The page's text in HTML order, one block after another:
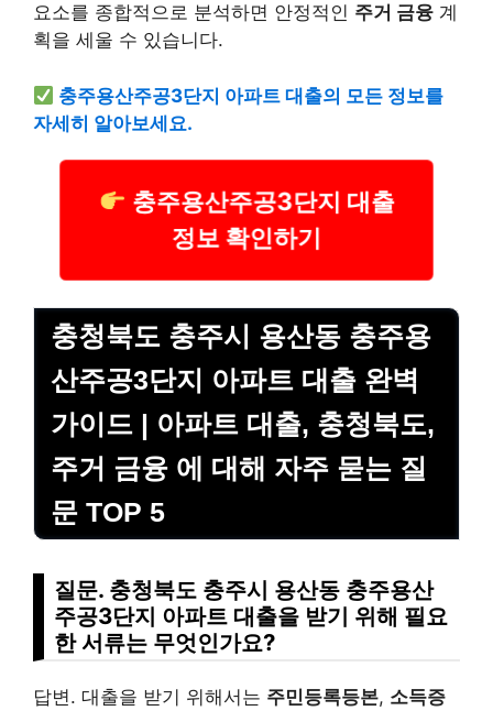
요소를 종합적으로 분석하면 안정적인 주거 금융 계
획을 세울 수 있습니다.
충주용산주공3단지 아파트 대출의 모든 정보를
자세히 알아보세요.
충주용산주공3단지 대출
정보 확인하기
충청북도 충주시 용산동 충주용
산주공3단지 아파트 대출 완벽
가이드 | 아파트 대출, 충청북도,
주거 금융 에 대해 자주 묻는 질
문 TOP 5
질문. 충청북도 충주시 용산동 충주용산
주공3단지 아파트 대출을 받기 위해 필요
한 서류는 무엇인가요?
답변. 대출을 받기 위해서는 주민등록등본, 소득증